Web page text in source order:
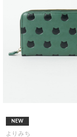
NEW
よりみち